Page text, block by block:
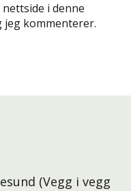
i denne
kommenterer.
(Vegg i vegg